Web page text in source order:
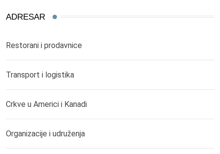
ADRESAR
Restorani i prodavnice
Transport i logistika
Crkve u Americi i Kanadi
Organizacije i udruženja